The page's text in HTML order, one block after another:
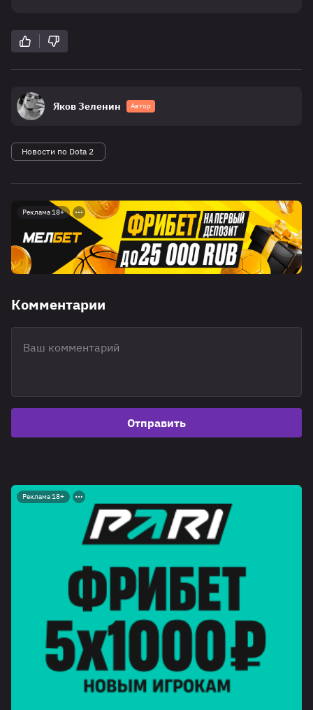
Яков Зеленин Автор
Новости по Dota 2
Реклама 18+
Комментарии
Отправить
Реклама 18+